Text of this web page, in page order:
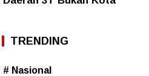
TRENDING
# Nasional